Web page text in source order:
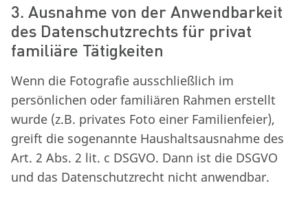
3. Ausnahme von der Anwendbarkeit
des Datenschutzrechts für privat
familiäre Tätigkeiten
Wenn die Fotografie ausschließlich im
persönlichen oder familiären Rahmen erstellt
wurde (z.B. privates Foto einer Familienfeier),
greift die sogenannte Haushaltsausnahme des
Art. 2 Abs. 2 lit. c DSGVO. Dann ist die DSGVO
und das Datenschutzrecht nicht anwendbar.